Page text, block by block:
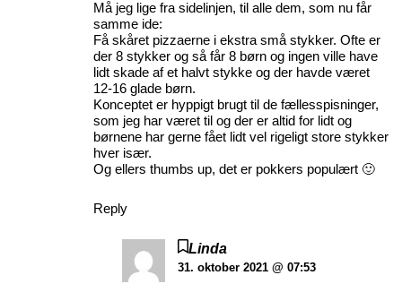
Må jeg lige fra sidelinjen, til alle dem, som nu får
samme ide:
Få skåret pizzaerne i ekstra små stykker. Ofte er
der 8 stykker og så får 8 børn og ingen ville have
lidt skade af et halvt stykke og der havde været
12-16 glade børn.
Konceptet er hyppigt brugt til de fællesspisninger,
som jeg har været til og der er altid for lidt og
børnene har gerne fået lidt vel rigeligt store stykker
hver især.
Og ellers thumbs up, det er pokkers populært 🙂
Reply
Linda
31. oktober 2021 @ 07:53